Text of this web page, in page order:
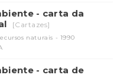
- carta da
[Cartazes]
naturais - 1990
- carta de